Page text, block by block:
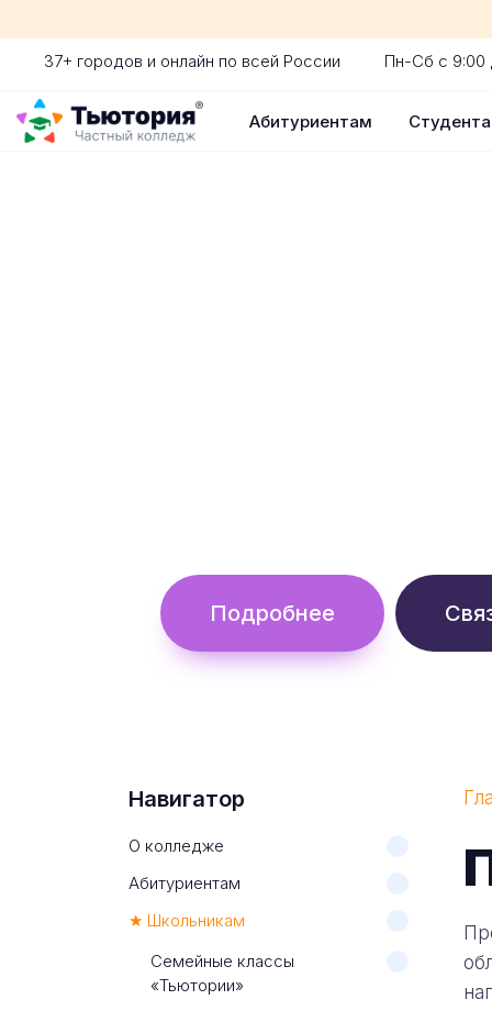
37+ городов и онлайн по всей России Пн-Сб с 9:00
Абитуриентам
Подробнее
Навигатор
О колледже
Абитуриентам
★ Школьникам
Семейные классы
«Тьютории»